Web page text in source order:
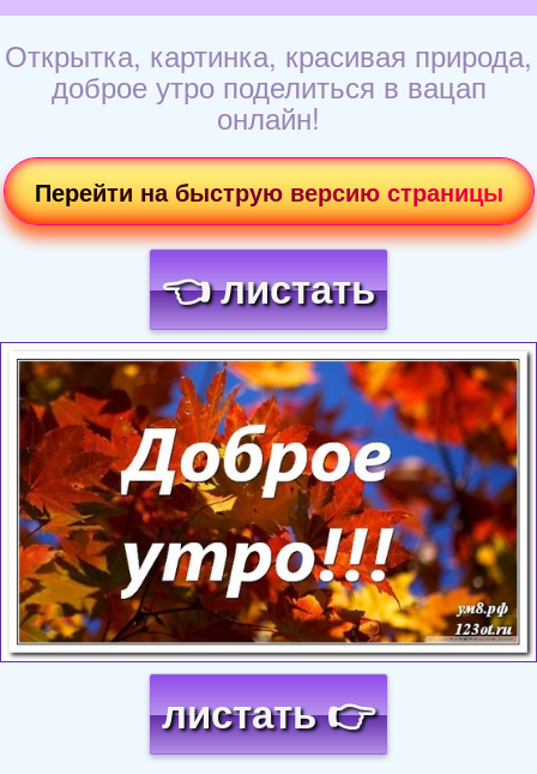
Открытка, картинка, красивая природа,
доброе утро поделиться в вацап
онлайн!
Перейти на быструю версию страницы
👈 листать
Загрузка картинки...
листать 👉